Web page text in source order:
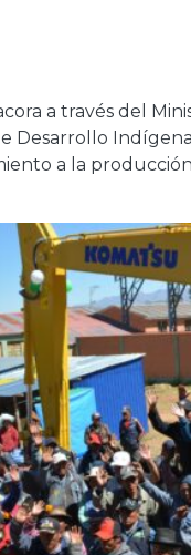
a través del
Desarrollo
a la